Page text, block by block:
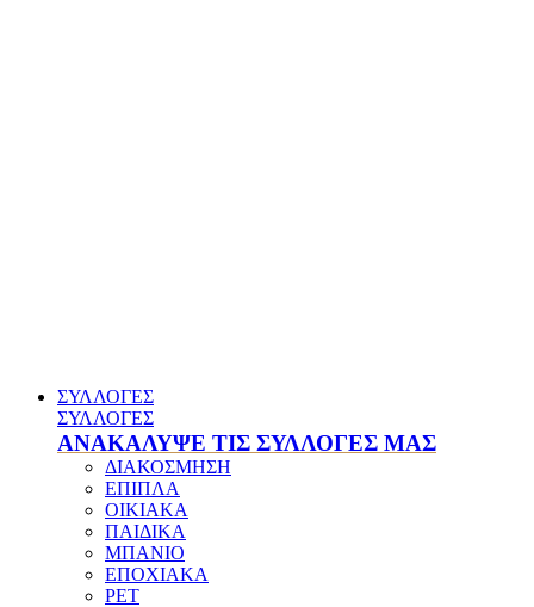
ΣΥΛΛΟΓΕΣ
ΣΥΛΛΟΓΕΣ
ΑΝΑΚΑΛΥΨΕ ΤΙΣ ΣΥΛΛΟΓΕΣ ΜΑΣ
ΔΙΑΚΟΣΜΗΣΗ
ΕΠΙΠΛΑ
ΟΙΚΙΑΚΑ
ΠΑΙΔΙΚΑ
ΜΠΑΝΙΟ
ΕΠΟΧΙΑΚΑ
PET